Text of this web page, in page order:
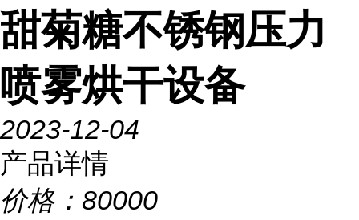
甜菊糖不锈钢压力
喷雾烘干设备
2023-12-04
产品详情
价格： 80000